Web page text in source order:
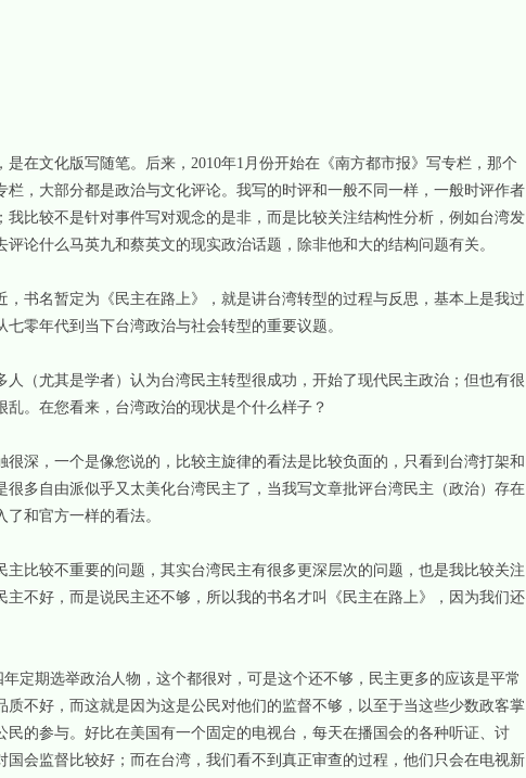
文化版写随笔。后来，2010年1月份开始在《南方都市报》写专栏，那个
，大部分都是政治与文化评论。我写的时评和一般不同一样，一般时评作者
比较不是针对事件写对观念的是非，而是比较关注结构性分析，例如台湾发
论什么马英九和蔡英文的现实政治话题，除非他和大的结构问题有关。
名暂定为《民主在路上》，就是讲台湾转型的过程与反思，基本上是我过
零年代到当下台湾政治与社会转型的重要议题。
尤其是学者）认为台湾民主转型很成功，开始了现代民主政治；但也有很
。在您看来，台湾政治的现状是个什么样子？
，一个是像您说的，比较主旋律的看法是比较负面的，只看到台湾打架和
多自由派似乎又太美化台湾民主了，当我写文章批评台湾民主（政治）存在
和官方一样的看法。
较不重要的问题，其实台湾民主有很多更深层次的问题，也是我比较关注
不好，而是说民主还不够，所以我的书名才叫《民主在路上》，因为我们还
期选举政治人物，这个都很对，可是这个还不够，民主更多的应该是平常
不好，而这就是因为这是公民对他们的监督不够，以至于当这些少数政客掌
的参与。好比在美国有一个固定的电视台，每天在播国会的各种听证、讨
会监督比较好；而在台湾，我们看不到真正审查的过程，他们只会在电视新